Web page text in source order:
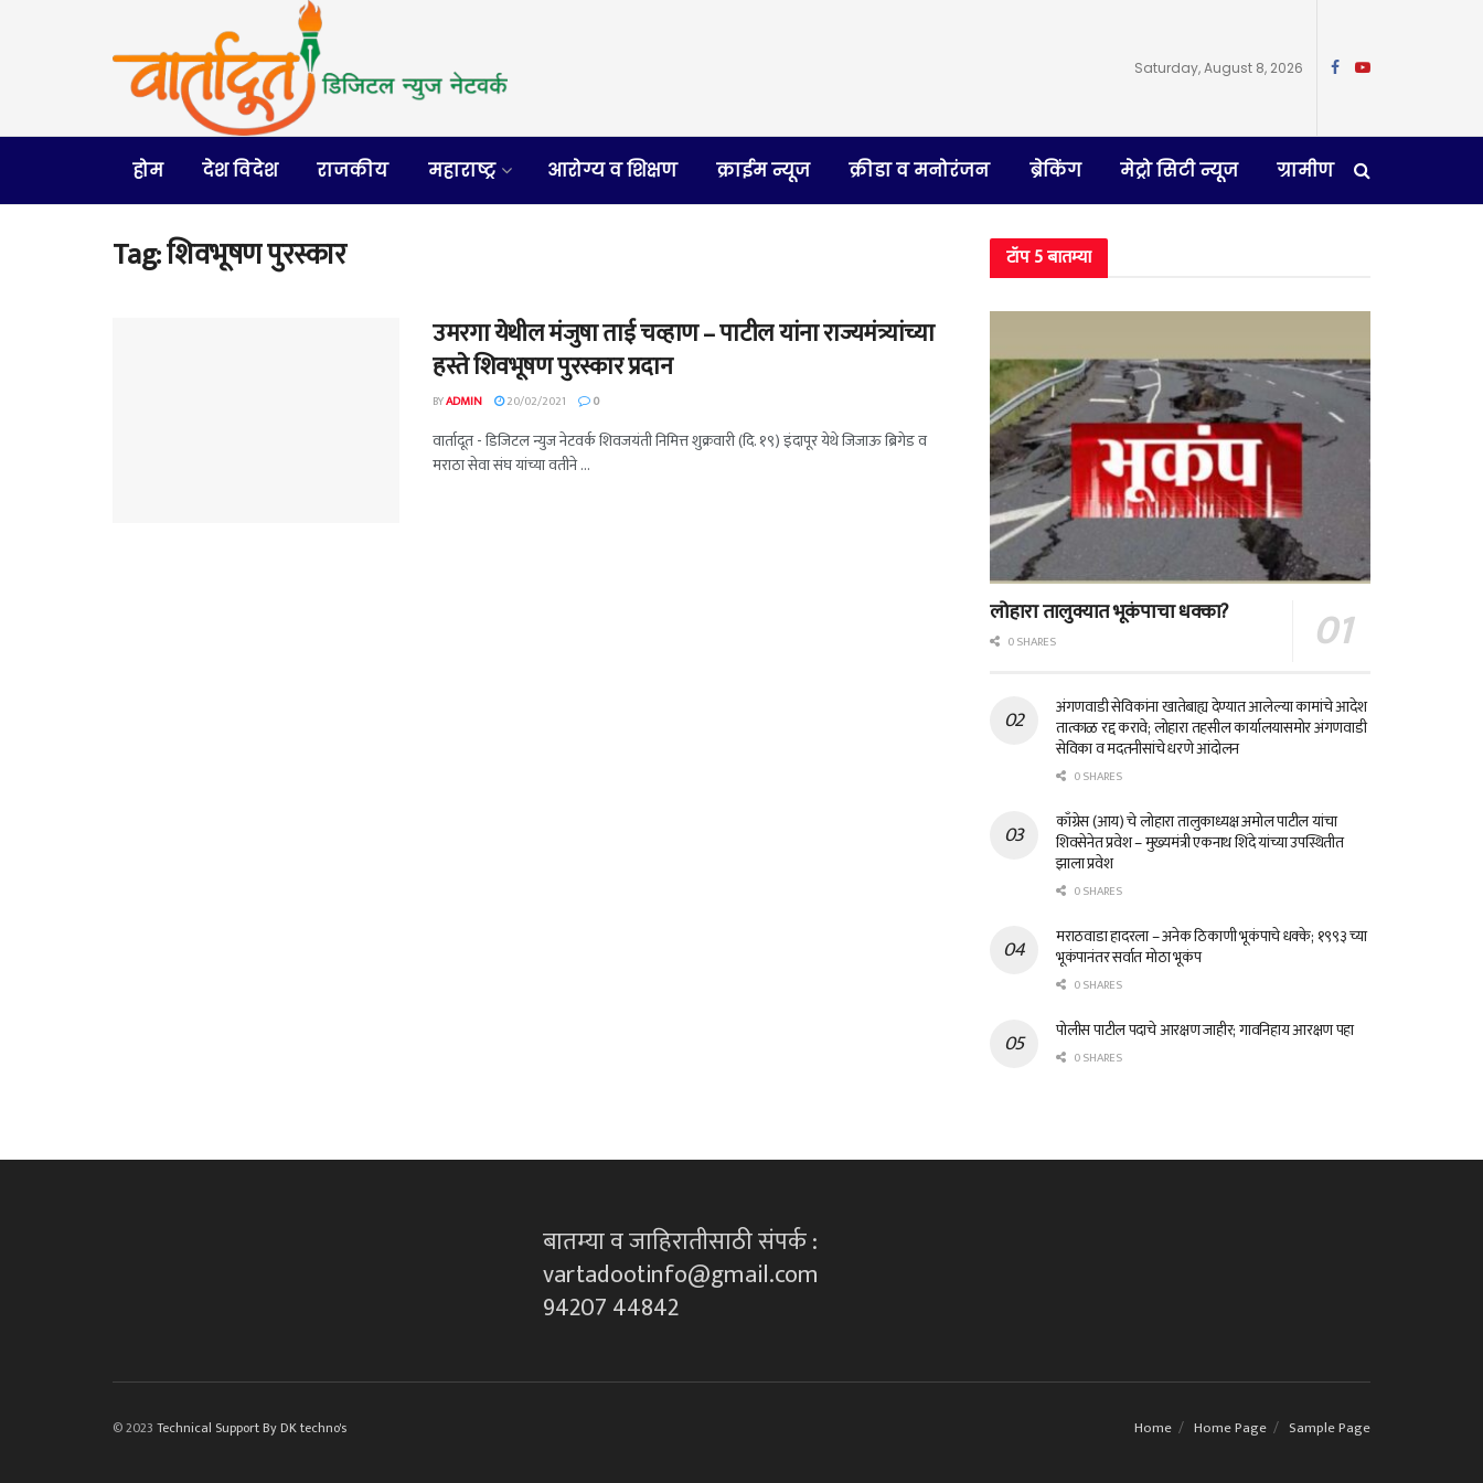
Saturday, August 8, 2026
होम देश विदेश राजकीय महाराष्ट्र आरोग्य व शिक्षण क्राईम न्यूज क्रीडा व मनोरंजन ब्रेकिंग मेट्रो सिटी न्यूज ग्रामीण
Tag:शिवभूषण पुरस्कार
उमरगा येथील मंजुषा ताई चव्हाण – पाटील यांना राज्यमंत्र्यांच्या
हस्ते शिवभूषण पुरस्कार प्रदान
BYADMIN 20/02/2021 0
वार्तादूत - डिजिटल न्युज नेटवर्क शिवजयंती निमित्त शुक्रवारी (दि. १९) इंदापूर येथे जिजाऊ ब्रिगेड व
मराठा सेवा संघ यांच्या वतीने ...
टॉप 5 बातम्या
लोहारा तालुक्यात भूकंपाचा धक्का?
0 SHARES
अंगणवाडी सेविकांना खातेबाह्य देण्यात आलेल्या कामांचे आदेश
तात्काळ रद्द करावे; लोहारा तहसील कार्यालयासमोर अंगणवाडी
सेविका व मदतनीसांचे धरणे आंदोलन
0 SHARES
काँग्रेस (आय) चे लोहारा तालुकाध्यक्ष अमोल पाटील यांचा
शिवसेनेत प्रवेश – मुख्यमंत्री एकनाथ शिंदे यांच्या उपस्थितीत
झाला प्रवेश
0 SHARES
मराठवाडा हादरला – अनेक ठिकाणी भूकंपाचे धक्के; १९९३ च्या
भूकंपानंतर सर्वात मोठा भूकंप
0 SHARES
पोलीस पाटील पदाचे आरक्षण जाहीर; गावनिहाय आरक्षण पहा
0 SHARES
बातम्या व जाहिरातीसाठी संपर्क :
vartadootinfo@gmail.com
94207 44842
Home Home Page Sample Page
© 2023 Technical Support By DK techno's